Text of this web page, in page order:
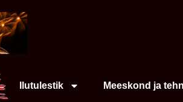
Ilutulestik Meeskond ja